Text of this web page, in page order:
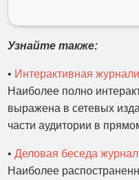
Узнайте также:
• Интерактивная
Наиболее полно
выражена в сетевых
части аудитории в
•Деловая беседа
Наиболее